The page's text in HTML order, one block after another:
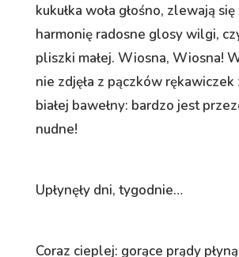
kukułka woła głośno, zlewają
harmonię radosne glosy wilgi,
pliszki małej. Wiosna, Wiosna!
nie zdjęła z pączków rękawiczek
białej bawełny: bardzo jest
nudne!
Upłynęły dni, tygodnie…
Coraz cieplej: gorące prądy